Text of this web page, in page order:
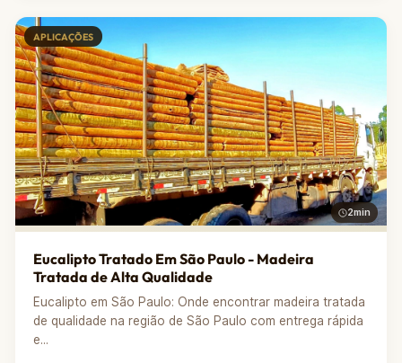
APLICAÇÕES
2min
Eucalipto Tratado Em São Paulo - Madeira
Tratada de Alta Qualidade
Eucalipto em São Paulo: Onde encontrar madeira tratada
de qualidade na região de São Paulo com entrega rápida
e...